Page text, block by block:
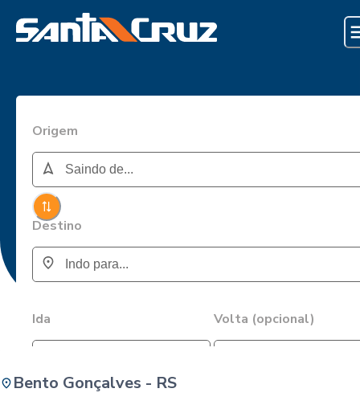
Origem
Destino
Ida Volta (opcional)
Bento Gonçalves - RS